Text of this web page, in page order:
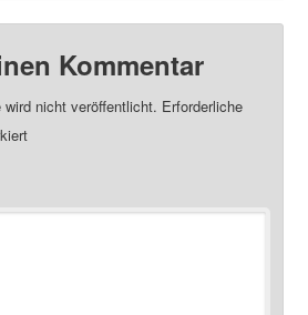
Kommentar
nicht veröffentlicht. Erforderliche